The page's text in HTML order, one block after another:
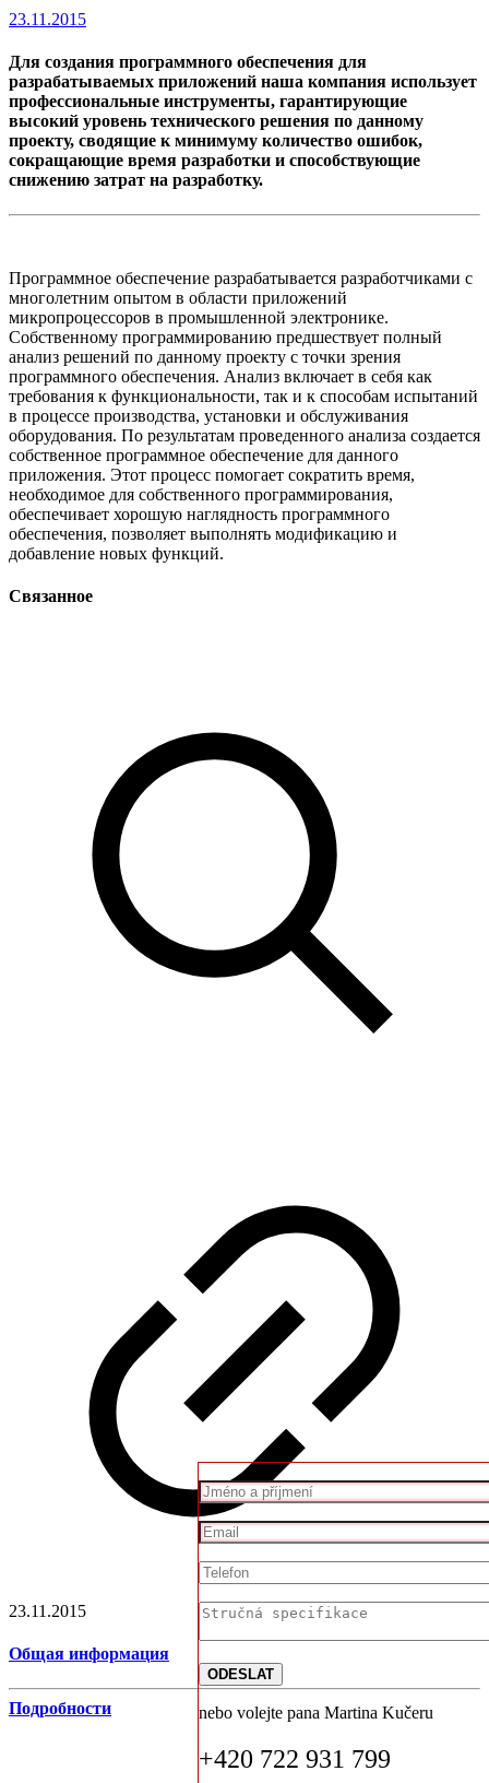
23.11.2015
Для создания программного обеспечения для
разрабатываемых приложений наша компания использует
профессиональные инструменты, гарантирующие
высокий уровень технического решения по данному
проекту, сводящие к минимуму количество ошибок,
сокращающие время разработки и способствующие
снижению затрат на разработку.
Программное обеспечение разрабатывается разработчиками с
многолетним опытом в области приложений
микропроцессоров в промышленной электронике.
Собственному программированию предшествует полный
анализ решений по данному проекту с точки зрения
программного обеспечения. Анализ включает в себя как
требования к функциональности, так и к способам испытаний
в процессе производства, установки и обслуживания
оборудования. По результатам проведенного анализа создается
собственное программное обеспечение для данного
приложения. Этот процесс помогает сократить время,
необходимое для собственного программирования,
обеспечивает хорошую наглядность программного
обеспечения, позволяет выполнять модификацию и
добавление новых функций.
Связанное
23.11.2015
Общая информация
Подробности nebo volejte pana Martina Kučeru
+420 722 931 799